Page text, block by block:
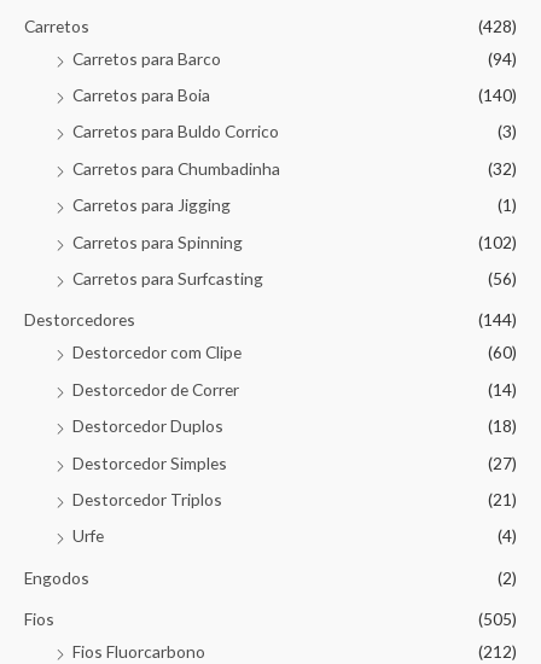
Carretos
(428)
Carretos para Barco
(94)
Carretos para Boia
(140)
Carretos para Buldo Corrico
(3)
Carretos para Chumbadinha
(32)
Carretos para Jigging
(1)
Carretos para Spinning
(102)
Carretos para Surfcasting
(56)
Destorcedores
(144)
Destorcedor com Clipe
(60)
Destorcedor de Correr
(14)
Destorcedor Duplos
(18)
Destorcedor Simples
(27)
Destorcedor Triplos
(21)
Urfe
(4)
Engodos (2)
Fios
(505)
Fios Fluorcarbono
(212)